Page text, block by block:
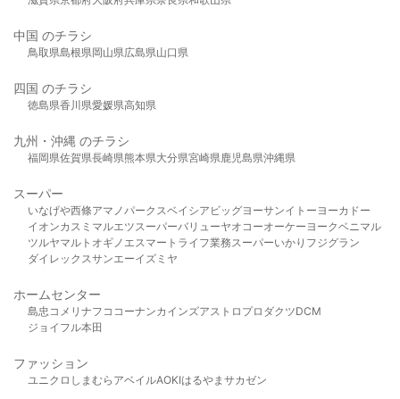
中国 のチラシ
鳥取県島根県岡山県広島県山口県
四国 のチラシ
徳島県香川県愛媛県高知県
九州・沖縄 のチラシ
福岡県佐賀県長崎県熊本県大分県宮崎県鹿児島県沖縄県
スーパー
いなげや西條アマノパークスベイシア ビッグヨーサンイトーヨーカドー
イオンカスミ マルエツスーパーバリューヤオコーオーケー ヨークベニマル
ツルヤマルト オギノ エスマート ライフ業務スーパーいかり フジグラン
ダイレックスサンエーイズミヤ
ホームセンター
島忠 コメリ ナフコ コーナンカインズアストロプロダクツDCM
ジョイフル本田
ファッション
ユニクロ しまむら アベイルAOKIはるやま サカゼン